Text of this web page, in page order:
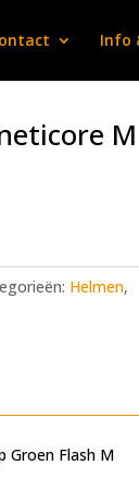
Info
M
Helmen,
Groen Flash M